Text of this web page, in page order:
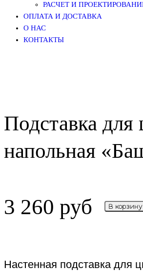
РАСЧЕТ И
ОПЛАТА И ДОСТАВКА
О НАС
КОНТАКТЫ
Подставка для
напольная
3 260 руб В корзину
Настенная подставка для